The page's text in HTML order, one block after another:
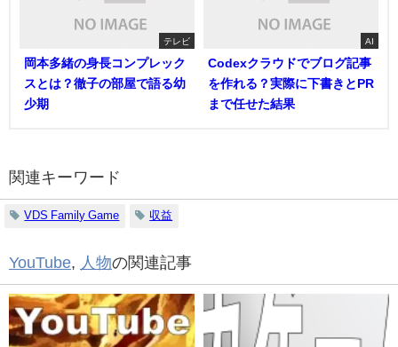
テレビ
岡本多緒の身長コンプレック
スとは？徹子の部屋で語る幼
少期
AI
Codexクラウドでブログ記事
を作れる？実際に下書きとPR
まで任せた結果
関連キーワード
VDS Family Game 収益
YouTube, 人物の関連記事